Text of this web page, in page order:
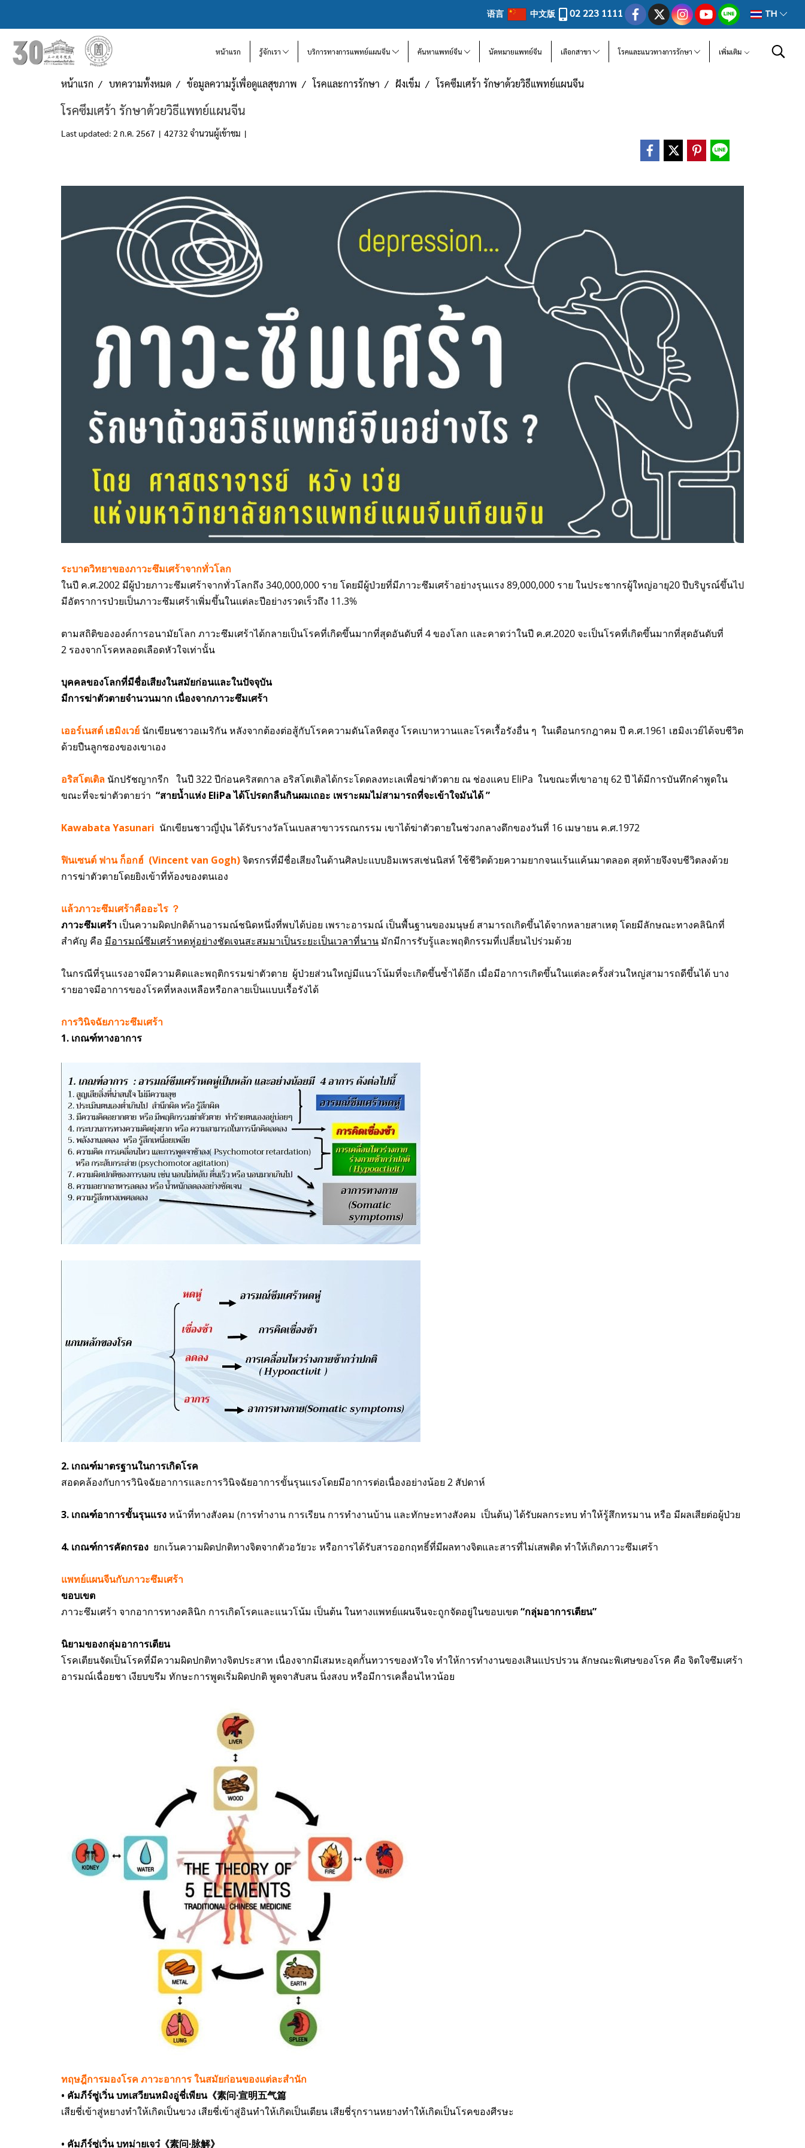
语言 中文版 02 223 1111 TH
หน้าแรก รู้จักเรา บริการทางการแพทย์แผนจีน ค้นหาแพทย์จีน นัดหมายแพทย์จีน เลือกสาขา โรคและแนวทางการรักษา เพิ่มเติม
หน้าแรก บทความทั้งหมด ข้อมูลความรู้เพื่อดูแลสุขภาพ โรคและการรักษา ฝังเข็ม โรคซึมเศร้า รักษาด้วยวิธีแพทย์แผนจีน
โรคซึมเศร้า รักษาด้วยวิธีแพทย์แผนจีน
Last updated: 2 ก.ค. 2567 | 42732 จำนวนผู้เข้าชม |
ระบาดวิทยาของภาวะซึมเศร้าจากทั่วโลก
ในปี ค.ศ.2002 มีผู้ป่วยภาวะซึมเศร้าจากทั่วโลกถึง 340,000,000 ราย โดยมีผู้ป่วยที่มีภาวะซึมเศร้าอย่างรุนแรง 89,000,000 ราย ในประชากรผู้ใหญ่อายุ20 ปีบริบูรณ์ขึ้นไป
มีอัตราการป่วยเป็นภาวะซึมเศร้าเพิ่มขึ้นในแต่ละปีอย่างรวดเร็วถึง 11.3%
ตามสถิติขององค์การอนามัยโลก ภาวะซึมเศร้าได้กลายเป็นโรคที่เกิดขึ้นมากที่สุดอันดับที่ 4 ของโลก และคาดว่าในปี ค.ศ.2020 จะเป็นโรคที่เกิดขึ้นมากที่สุดอันดับที่
2 รองจากโรคหลอดเลือดหัวใจเท่านั้น
บุคคลของโลกที่มีชื่อเสียงในสมัยก่อนและในปัจจุบัน
มีการฆ่าตัวตายจำนวนมาก เนื่องจากภาวะซึมเศร้า
เออร์เนสต์ เฮมิงเวย์ นักเขียนชาวอเมริกัน หลังจากต้องต่อสู้กับโรคความดันโลหิตสูง โรคเบาหวานและโรคเรื้อรังอื่น ๆ ในเดือนกรกฎาคม ปี ค.ศ.1961 เฮมิงเวย์ได้จบชีวิต
ด้วยปืนลูกซองของเขาเอง
อริสโตเติล นักปรัชญากรีก ในปี 322 ปีก่อนคริสตกาล อริสโตเติลได้กระโดดลงทะเลเพื่อฆ่าตัวตาย ณ ช่องแคบ EliPa ในขณะที่เขาอายุ 62 ปี ได้มีการบันทึกคำพูดใน
ขณะที่จะฆ่าตัวตายว่า “สายน้ำแห่ง EliPa ได้โปรดกลืนกินผมเถอะ เพราะผมไม่สามารถที่จะเข้าใจมันได้ ”
Kawabata Yasunari นักเขียนชาวญี่ปุ่น ได้รับรางวัลโนเบลสาขาวรรณกรรม เขาได้ฆ่าตัวตายในช่วงกลางดึกของวันที่ 16 เมษายน ค.ศ.1972
ฟินเซนต์ ฟาน ก็อกฮ์ (Vincent van Gogh)จิตรกรที่มีชื่อเสียงในด้านศิลปะแบบอิมเพรสเช่นนิสท์ ใช้ชีวิตด้วยความยากจนแร้นแค้นมาตลอด สุดท้ายจึงจบชีวิตลงด้วย
การฆ่าตัวตายโดยยิงเข้าที่ท้องของตนเอง
แล้วภาวะซึมเศร้าคืออะไร ？
ภาวะซึมเศร้า เป็นความผิดปกติด้านอารมณ์ชนิดหนึ่งที่พบได้บ่อย เพราะอารมณ์ เป็นพื้นฐานของมนุษย์ สามารถเกิดขึ้นได้จากหลายสาเหตุ โดยมีลักษณะทางคลินิกที่
สำคัญ คือ มีอารมณ์ซึมเศร้าหดหู่อย่างชัดเจนสะสมมาเป็นระยะเป็นเวลาที่นาน มักมีการรับรู้และพฤติกรรมที่เปลี่ยนไปร่วมด้วย
ในกรณีที่รุนแรงอาจมีความคิดและพฤติกรรมฆ่าตัวตาย ผู้ป่วยส่วนใหญ่มีแนวโน้มที่จะเกิดขึ้นซ้ำได้อีก เมื่อมีอาการเกิดขึ้นในแต่ละครั้งส่วนใหญ่สามารถดีขึ้นได้ บาง
รายอาจมีอาการของโรคที่หลงเหลือหรือกลายเป็นแบบเรื้อรังได้
การวินิจฉัยภาวะซึมเศร้า
1. เกณฑ์ทางอาการ
2. เกณฑ์มาตรฐานในการเกิดโรค
สอดคล้องกับการวินิจฉัยอาการและการวินิจฉัยอาการขั้นรุนแรงโดยมีอาการต่อเนื่องอย่างน้อย 2 สัปดาห์
3. เกณฑ์อาการขั้นรุนแรงหน้าที่ทางสังคม (การทำงาน การเรียน การทำงานบ้าน และทักษะทางสังคม เป็นต้น) ได้รับผลกระทบ ทำให้รู้สึกทรมาน หรือ มีผลเสียต่อผู้ป่วย
4. เกณฑ์การคัดกรอง ยกเว้นความผิดปกติทางจิตจากตัวอวัยวะ หรือการได้รับสารออกฤทธิ์ที่มีผลทางจิตและสารที่ไม่เสพติด ทำให้เกิดภาวะซึมเศร้า
แพทย์แผนจีนกับภาวะซึมเศร้า
ขอบเขต
ภาวะซึมเศร้า จากอาการทางคลินิก การเกิดโรคและแนวโน้ม เป็นต้น ในทางแพทย์แผนจีนจะถูกจัดอยู่ในขอบเขต“กลุ่มอาการเตียน”
นิยามของกลุ่มอาการเตียน
โรคเตียนจัดเป็นโรคที่มีความผิดปกติทางจิตประสาท เนื่องจากมีเสมหะอุดกั้นทวารของหัวใจ ทำให้การทำงานของเสินแปรปรวน ลักษณะพิเศษของโรค คือ จิตใจซึมเศร้า
อารมณ์เฉื่อยชา เงียบขรึม ทักษะการพูดเริ่มผิดปกติ พูดจาสับสน นิ่งสงบ หรือมีการเคลื่อนไหวน้อย
ทฤษฎีการมองโรค ภาวะอาการ ในสมัยก่อนของแต่ละสำนัก
• คัมภีร์ซู่เวิ่น บทเสวียนหมิงอู่ชี่เพียน《素问·宣明五气篇
เสียชี่เข้าสู่หยางทำให้เกิดเป็นขวง เสียชี่เข้าสู่อินทำให้เกิดเป็นเตียน เสียชี่รุกรานหยางทำให้เกิดเป็นโรคของศีรษะ
• คัมภีร์ซู่เวิ่น บทม่ายเจว๋《素问·脉解》